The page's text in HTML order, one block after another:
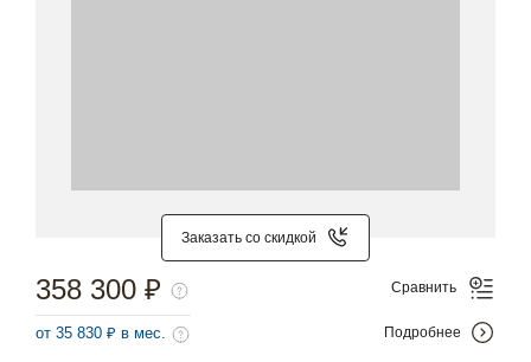
Заказать со скидкой
358 300 ₽
от 35 830 ₽ в мес.
Сравнить
Подробнее